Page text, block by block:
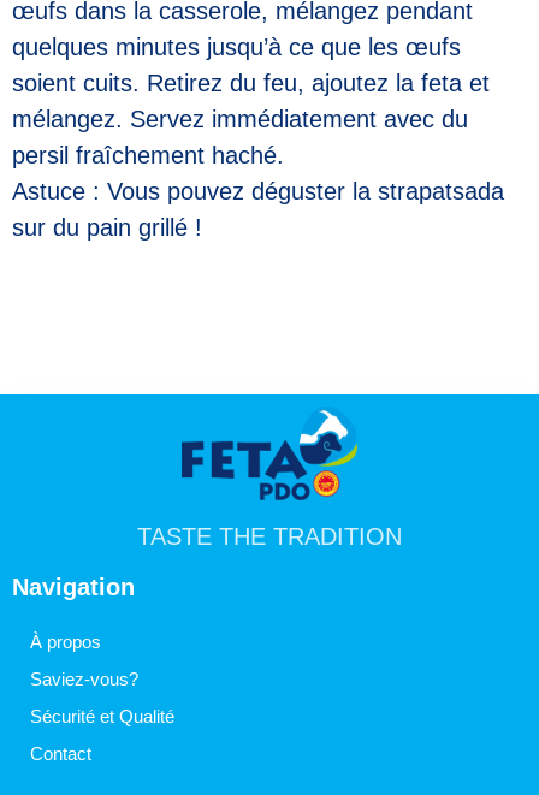
œufs dans la casserole, mélangez pendant
quelques minutes jusqu’à ce que les œufs
soient cuits. Retirez du feu, ajoutez la feta et
mélangez. Servez immédiatement avec du
persil fraîchement haché.
Astuce : Vous pouvez déguster la strapatsada
sur du pain grillé !
TASTE THE TRADITION
Navigation
À propos
Saviez-vous?
Sécurité et Qualité
Contact